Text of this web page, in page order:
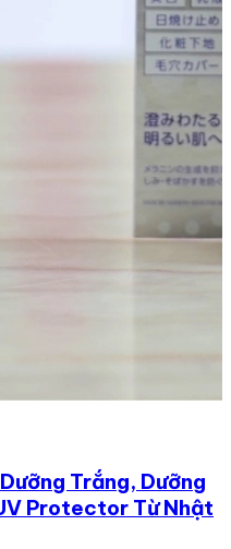
Trắng, Dưỡng
Protector Từ Nhật